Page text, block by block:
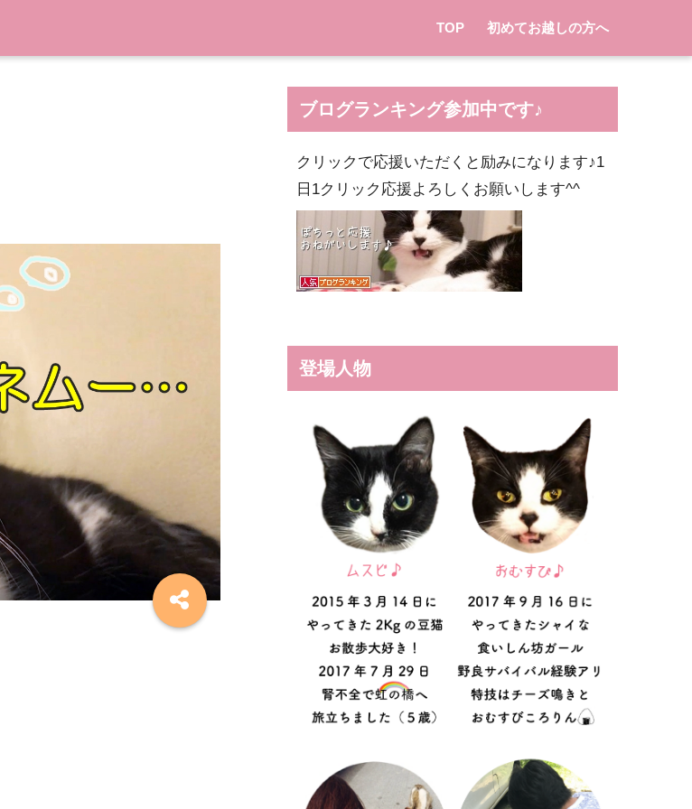
TOP 初めてお越しの方へ
ブログランキング参加中です♪
クリックで応援いただくと励みになります♪1
日1クリック応援よろしくお願いします^^
登場人物